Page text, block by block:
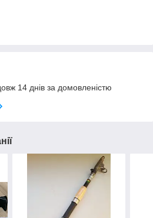
14 днів за домовленістю